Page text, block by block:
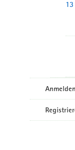
Anmelden